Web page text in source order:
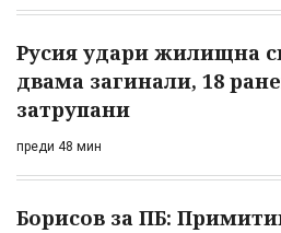
Русия удари жилищна
двама загинали, 18
затрупани
преди 48 мин
Борисов за ПБ: